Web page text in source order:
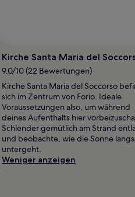
Kirche Santa Maria del
9.0/10 (22 Bewertungen)
Kirche Santa Maria del Soccorso
sich im Zentrum von Forio. Ideale
Voraussetzungen also, um während
deines Aufenthalts hier
Schlender gemütlich am Strand
und beobachte, wie die Sonne
untergeht.
Weniger anzeigen